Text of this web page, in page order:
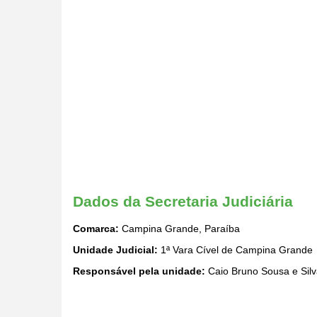
Dados da Secretaria Judiciária
Comarca: Campina Grande, Paraíba
Unidade Judicial: 1ª Vara Cível de Campina Grande
Responsável pela unidade: Caio Bruno Sousa e